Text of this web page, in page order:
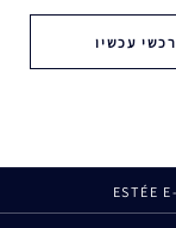
רכשי עכשיו